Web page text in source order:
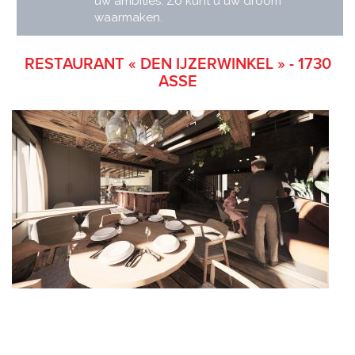
waarmaken.
RESTAURANT « DEN IJZERWINKEL » - 1730
ASSE